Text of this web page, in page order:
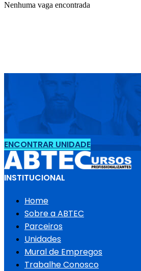
Nenhuma vaga encontrada
ENCONTRAR UNIDADE
INSTITUCIONAL
Home
Sobre a ABTEC
Parceiros
Unidades
Mural de Empregos
Trabalhe Conosco